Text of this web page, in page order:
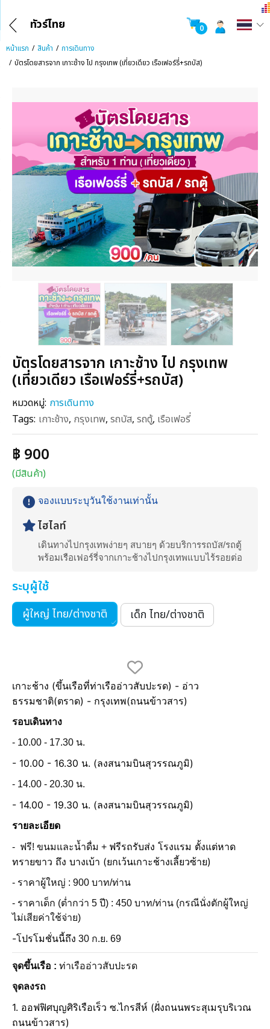
ทัวร์ไทย
0
หน้าแรก
สินค้า
การเดินทาง
บัตรโดยสารจาก เกาะช้าง ไป กรุงเทพ (เที่ยวเดียว เรือเฟอร์รี่+รถบัส)
บัตรโดยสารจาก เกาะช้าง ไป กรุงเทพ
(เที่ยวเดียว เรือเฟอร์รี่+รถบัส)
หมวดหมู่: การเดินทาง
Tags: เกาะช้าง, กรุงเทพ, รถบัส, รถตู้, เรือเฟอรี่
฿ 900
(มีสินค้า)
จองแบบระบุวันใช้งานเท่านั้น
ไฮไลท์
เดินทางไปกรุงเทพง่ายๆ สบายๆ ด้วยบริการรถบัส/รถตู้
พร้อมเรือเฟอร์รี่จากเกาะช้างไปกรุงเทพแบบไร้รอยต่อ
ระบุผู้ใช้
ผู้ใหญ่ ไทย/ต่างชาติ เด็ก ไทย/ต่างชาติ
เกาะช้าง (ขึ้นเรือที่ท่าเรืออ่าวสับปะรด) - อ่าว
ธรรมชาติ(ตราด) - กรุงเทพ(ถนนข้าวสาร)
รอบเดินทาง
- 10.00 - 17.30 น.
- 10.00 - 16.30 น. (ลงสนามบินสุวรรณภูมิ)
- 14.00 - 20.30 น.
- 14.00 - 19.30 น. (ลงสนามบินสุวรรณภูมิ)
รายละเอียด
- ฟรี! ขนมและน้ำดื่ม + ฟรีรถรับส่ง โรงแรม ตั้งแต่หาด
ทรายขาว ถึง บางเบ้า (ยกเว้นเกาะช้างเลี้ยวซ้าย)
- ราคาผู้ใหญ่ : 900 บาท/ท่าน
- ราคาเด็ก (ต่ำกว่า 5 ปี) : 450 บาท/ท่าน (กรณีนั่งตักผู้ใหญ่
ไม่เสียค่าใช้จ่าย)
-โปรโมชั่นนี้ถึง 30 ก.ย. 69
จุดขึ้นเรือ : ท่าเรืออ่าวสับปะรด
จุดลงรถ
1. ออฟฟิศบุญศิริเรือเร็ว ซ.ไกรสีห์ (ฝั่งถนนพระสุเมรุบริเวณ
ถนนข้าวสาร)